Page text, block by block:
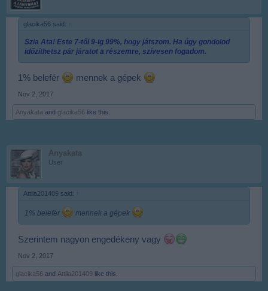
glacika56 said: ↑
Szia Ata! Este 7-től 9-ig 99%, hogy játszom. Ha úgy gondolod
időzíthetsz pár járatot a részemre, szívesen fogadom.
1% belefér mennek a gépek
Nov 2, 2017
Anyakata and glacika56 like this.
Anyakata
User
Attila201409 said: ↑
1% belefér mennek a gépek
Szerintem nagyon engedékeny vagy
Nov 2, 2017
glacika56 and Attila201409 like this.